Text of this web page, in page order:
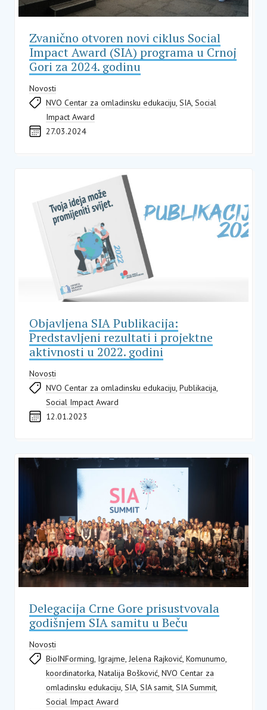
Zvanično otvoren novi ciklus Social
Impact Award (SIA) programa u Crnoj
Gori za 2024. godinu
Novosti
NVO Centar za omladinsku edukaciju, SIA, Social
Impact Award
27.03.2024
Objavljena SIA Publikacija:
Predstavljeni rezultati i projektne
aktivnosti u 2022. godini
Novosti
NVO Centar za omladinsku edukaciju, Publikacija,
Social Impact Award
12.01.2023
Delegacija Crne Gore prisustvovala
godišnjem SIA samitu u Beču
Novosti
BioINForming, Igrajme, Jelena Rajković, Komunumo,
koordinatorka, Natalija Bošković, NVO Centar za
omladinsku edukaciju, SIA, SIA samit, SIA Summit,
Social Impact Award